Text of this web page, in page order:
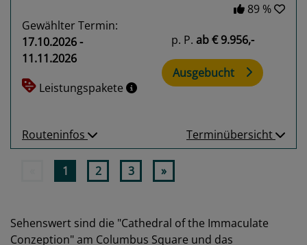
89 %
Gewählter Termin:
17.10.2026 -
11.11.2026
Leistungspakete
p. P. ab€ 9.956,-
Ausgebucht
Routeninfos Terminübersicht
1 2 3 »
Sehenswert sind die "Cathedral of the Immaculate
Conzeption" am Columbus Square und das